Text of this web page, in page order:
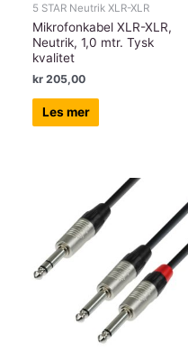
5 STAR Neutrik XLR-XLR
Mikrofonkabel XLR-XLR,
Neutrik, 1,0 mtr. Tysk
kvalitet
kr 205,00
Les mer